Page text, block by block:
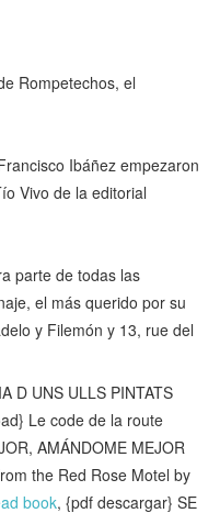
Rompetechos, el
Ibáñez empezaron
Vivo de la editorial
parte de todas las
el más querido por su
y Filemón y 13, rue del
D UNS ULLS PINTATS
Le code de la route
AMÁNDOME MEJOR
the Red Rose Motel by
book, {pdf descargar} SE